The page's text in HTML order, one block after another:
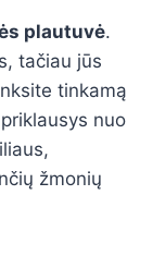
plautuvė.
tačiau jūs
tinkamą
nuo
žmonių